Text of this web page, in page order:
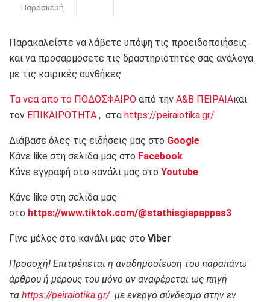
Παρασκευή
Παρακαλείστε να λάβετε υπόψη τις προειδοποιήσεις
και να προσαρμόσετε τις δραστηριότητές σας ανάλογα
με τις καιρικές συνθήκες.
Τα νεα απο το ΠΟΔΟΣΦΑΙΡΟ από την Α&Β ΠΕΙΡΑΙΑκαι
τον ΕΠΙΚΑΙΡΟΤΗΤΑ , στα https://peiraiotika.gr/
Διάβασε όλες τις ειδήσεις μας στο Google
Κάνε like στη σελίδα μας στο Facebook
Κάνε εγγραφή στο κανάλι μας στο Youtube
Κάνε like στη σελίδα μας
στο https://www.tiktok.com/@stathisgiapappas3
Γίνε μέλος στο κανάλι μας στο Viber
Προσοχή! Επιτρέπεται η αναδημοσίευση του παραπάνω
άρθρου ή μέρους του μόνο αν αναφέρεται ως πηγή
τα https://peiraiotika.gr/με ενεργό σύνδεσμο στην εν